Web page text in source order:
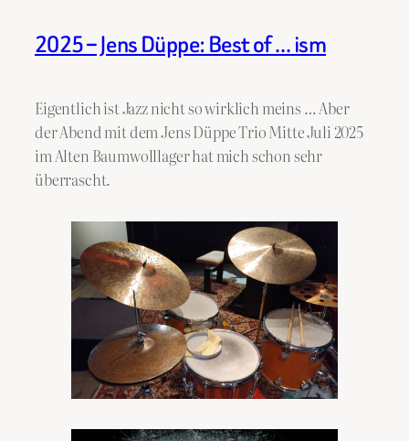
2025 – Jens Düppe: Best of … ism
Eigentlich ist Jazz nicht so wirklich meins … Aber
der Abend mit dem Jens Düppe Trio Mitte Juli 2025
im Alten Baumwolllager hat mich schon sehr
überrascht.